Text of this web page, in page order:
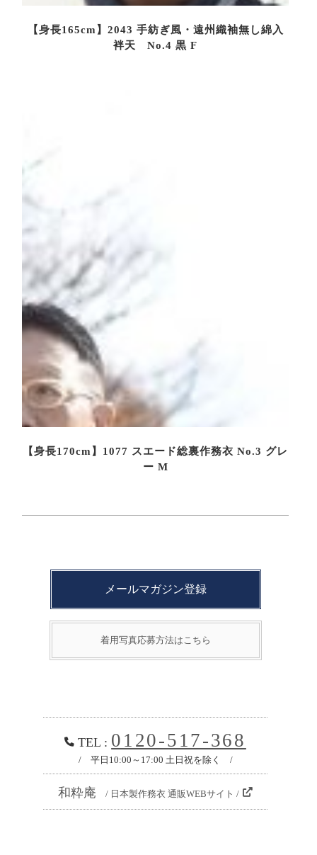
【身長165cm】2043 手紡ぎ風・遠州織袖無し綿入
袢天 No.4 黒 F
【身長170cm】1077 スエード総裏作務衣 No.3 グレ
ー M
メールマガジン登録
着用写真応募方法はこちら
TEL : 0120-517-368
/ 平日10:00～17:00 土日祝を除く /
和粋庵 / 日本製作務衣 通販WEBサイト /